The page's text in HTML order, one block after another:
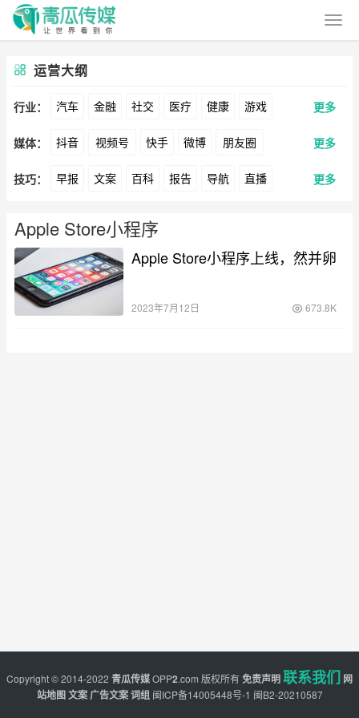
运营大纲
行业： 汽车 金融 社交 医疗 健康 游戏
动漫 美妆 美食 家装 教育 婚纱
酒旅 母婴 宠物 文娱 跨境 科技
广告 元宇宙 房地产
更多
媒体： 抖音 视频号 快手 微博 朋友圈
公众号 B站 小红书 头条 知乎
360 搜狗
最右 神马 谷歌 Facebook Tiktok
YouTube
更多
技巧： 早报 文案 百科 报告 导航 直播
脚本 话术
涨粉 广告 推广 方案 策划 案例
数据 拉新
更多
Apple Store小程序
Apple Store小程序上线，然并卵
2023年7月12日 673.8K
Copyright © 2014-2022 青瓜传媒OPP2.com 版权所有免责声明联系我们 网
站地图文案广告文案词组 闽ICP备14005448号-1 闽B2-20210587